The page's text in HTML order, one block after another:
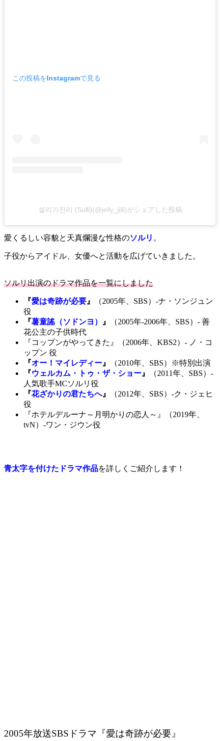
この投稿をInstagramで見る
설리가진리 (Sulli)(@jelly_jilli)がシェアした投稿
愛くるしい容貌と天真爛漫な性格のソルリ 。
子役からアイドル、女優へと活動を広げていきました。
ソルリ出演のドラマ作品を一覧にしました
『愛は奇跡が必要 』
（2005年、SBS）-ナ・ソンジュン
役
『薯童謠（ソドンヨ） 』
（2005年-2006年、SBS）- 善
花公主の子供時代
『コップンがやってきた』（2006年、KBS2）- ノ・コ
ップン 役
『オー！マイレディー 』
（2010年、SBS）※特別出演
『ウェルカム・トゥ・ザ・ショー 』
（2011年、SBS）-
人気歌手MCソルリ役
『花ざかりの君たちへ』
（2012年、SBS）-ク・ジェヒ
役
『ホテルデルーナ～月明かりの恋人～』（2019年、
tvN）-ワン・ジウン役
青太字を付けたドラマ作品を詳しくご紹介します！
2005年放送SBSドラマ『愛は奇跡が必要』